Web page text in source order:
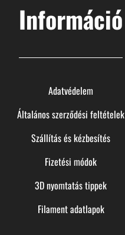
Információ
Adatvédelem
Általános szerződési feltételek
Szállítás és kézbesítés
Fizetési módok
3D nyomtatás tippek
Filament adatlapok